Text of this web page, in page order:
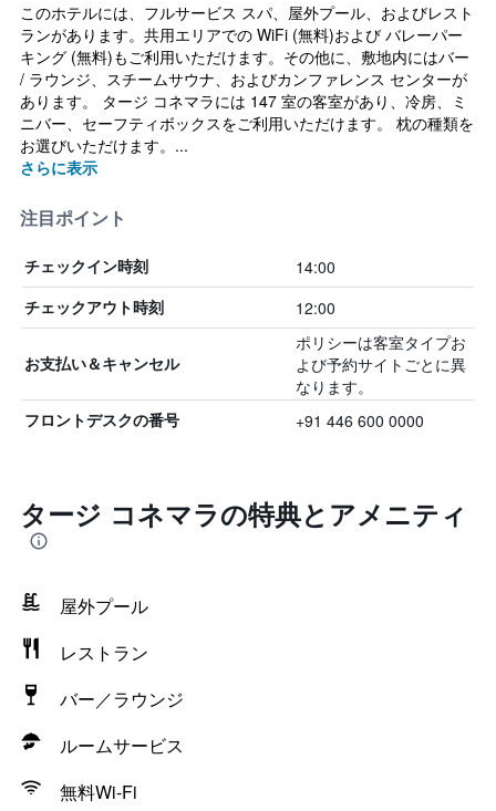
このホテルには、フルサービス スパ、屋外プール、およびレスト
ランがあります。共用エリアでの WiFi (無料)および バレーパー
キング (無料)もご利用いただけます。その他に、敷地内にはバー
/ ラウンジ、スチームサウナ、およびカンファレンス センターが
あります。 タージ コネマラには 147 室の客室があり、冷房、ミ
ニバー、セーフティボックスをご利用いただけます。 枕の種類を
お選びいただけます。...
さらに表示
注目ポイント
チェックイン時刻 14:00
チェックアウト時刻 12:00
お支払い＆キャンセル
ポリシーは客室タイプお
よび予約サイトごとに異
なります。
フロントデスクの番号 +91 446 600 0000
タージ コネマラの特典とアメニティ
屋外プール
レストラン
バー／ラウンジ
ルームサービス
無料Wi-Fi